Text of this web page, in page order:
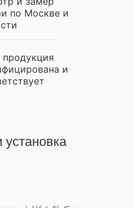
по Москве и
и
установка